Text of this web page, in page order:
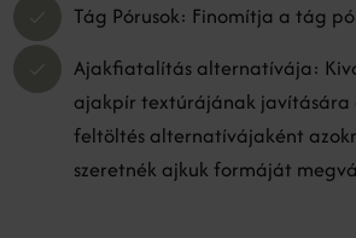
Tág Pórusok: Finomítja a tág
Ajakfiatalítás alternatívája:
ajakpír textúrájának javítására
feltöltés alternatívájaként
szeretnék ajkuk formáját